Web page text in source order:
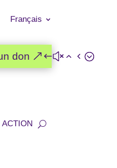
Français
don
ACTION